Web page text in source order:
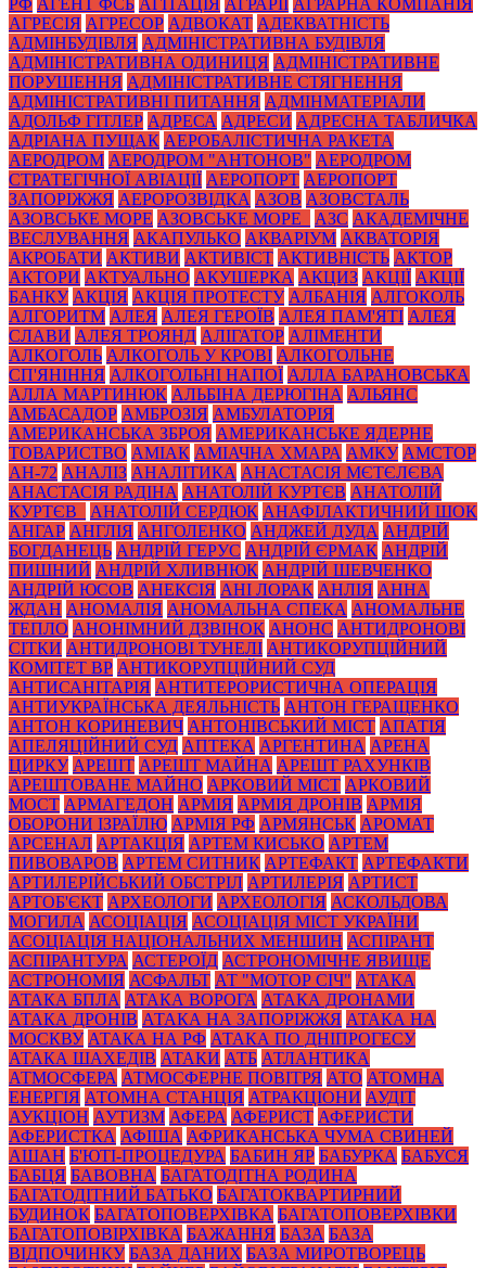
АГРЕСІЯ АГРЕСОР АДВОКАТ АДЕКВАТНІСТЬ
АДМІНБУДІВЛЯ АДМІНІСТРАТИВНА БУДІВЛЯ
АДМІНІСТРАТИВНА ОДИНИЦЯ АДМІНІСТРАТИВНЕ
ПОРУШЕННЯ АДМІНІСТРАТИВНЕ СТЯГНЕННЯ
АДМІНІСТРАТИВНІ ПИТАННЯ АДМІНМАТЕРІАЛИ
АДОЛЬФ ГІТЛЕР АДРЕСА АДРЕСИ АДРЕСНА ТАБЛИЧКА
АДРІАНА ПУЩАК АЕРОБАЛІСТИЧНА РАКЕТА
АЕРОДРОМ АЕРОДРОМ "АНТОНОВ" АЕРОДРОМ
СТРАТЕГІЧНОЇ АВІАЦІЇ АЕРОПОРТ АЕРОПОРТ
ЗАПОРІЖЖЯ АЕРОРОЗВІДКА АЗОВ АЗОВСТАЛЬ
АЗОВСЬКЕ МОРЕ АЗОВСЬКЕ МОРЕ_ АЗС АКАДЕМІЧНЕ
ВЕСЛУВАННЯ АКАПУЛЬКО АКВАРІУМ АКВАТОРІЯ
АКРОБАТИ АКТИВИ АКТИВІСТ АКТИВНІСТЬ АКТОР
АКТОРИ АКТУАЛЬНО АКУШЕРКА АКЦИЗ АКЦІЇ АКЦІЇ
БАНКУ АКЦІЯ АКЦІЯ ПРОТЕСТУ АЛБАНІЯ АЛГОКОЛЬ
АЛГОРИТМ АЛЕЯ АЛЕЯ ГЕРОЇВ АЛЕЯ ПАМ'ЯТІ АЛЕЯ
СЛАВИ АЛЕЯ ТРОЯНД АЛІГАТОР АЛІМЕНТИ
АЛКОГОЛЬ АЛКОГОЛЬ У КРОВІ АЛКОГОЛЬНЕ
СП'ЯНІННЯ АЛКОГОЛЬНІ НАПОЇ АЛЛА БАРАНОВСЬКА
АЛЛА МАРТИНЮК АЛЬБІНА ДЕРЮГІНА АЛЬЯНС
АМБАСАДОР АМБРОЗІЯ АМБУЛАТОРІЯ
АМЕРИКАНСЬКА ЗБРОЯ АМЕРИКАНСЬКЕ ЯДЕРНЕ
ТОВАРИСТВО АМІАК АМІАЧНА ХМАРА АМКУ АМСТОР
АН-72 АНАЛІЗ АНАЛІТИКА АНАСТАСІЯ МЄТЄЛЄВА
АНАСТАСІЯ РАДІНА АНАТОЛІЙ КУРТЄВ АНАТОЛІЙ
КУРТЄВ_
АНАТОЛІЙ СЕРДЮК АНАФІЛАКТИЧНИЙ ШОК
АНГАР АНГЛІЯ АНГОЛЕНКО АНДЖЕЙ ДУДА АНДРІЙ
БОГДАНЕЦЬ АНДРІЙ ГЕРУС АНДРІЙ ЄРМАК АНДРІЙ
ПИШНИЙ АНДРІЙ ХЛИВНЮК АНДРІЙ ШЕВЧЕНКО
АНДРІЙ ЮСОВ АНЕКСІЯ АНІ ЛОРАК АНЛІЯ АННА
ЖДАН АНОМАЛІЯ АНОМАЛЬНА СПЕКА АНОМАЛЬНЕ
ТЕПЛО АНОНІМНИЙ ДЗВІНОК АНОНС АНТИДРОНОВІ
СІТКИ АНТИДРОНОВІ ТУНЕЛІ АНТИКОРУПЦІЙНИЙ
КОМІТЕТ ВР АНТИКОРУПЦІЙНИЙ СУД
АНТИСАНІТАРІЯ АНТИТЕРОРИСТИЧНА ОПЕРАЦІЯ
АНТИУКРАЇНСЬКА ДЕЯЛЬНІСТЬ АНТОН ГЕРАЩЕНКО
АНТОН КОРИНЕВИЧ АНТОНІВСЬКИЙ МІСТ АПАТІЯ
АПЕЛЯЦІЙНИЙ СУД АПТЕКА АРГЕНТИНА АРЕНА
ЦИРКУ АРЕШТ АРЕШТ МАЙНА АРЕШТ РАХУНКІВ
АРЕШТОВАНЕ МАЙНО АРКОВИЙ МІСТ АРКОВИЙ
МОСТ АРМАГЕДОН АРМІЯ АРМІЯ ДРОНІВ АРМІЯ
ОБОРОНИ ІЗРАЇЛЮ АРМІЯ РФ АРМЯНСЬК АРОМАТ
АРСЕНАЛ АРТАКЦІЯ АРТЕМ КИСЬКО АРТЕМ
ПИВОВАРОВ АРТЕМ СИТНИК АРТЕФАКТ АРТЕФАКТИ
АРТИЛЕРІЙСЬКИЙ ОБСТРІЛ АРТИЛЕРІЯ АРТИСТ
АРТОБ'ЄКТ АРХЕОЛОГИ АРХЕОЛОГІЯ АСКОЛЬДОВА
МОГИЛА АСОЦІАЦІЯ АСОЦІАЦІЯ МІСТ УКРАЇНИ
АСОЦІАЦІЯ НАЦІОНАЛЬНИХ МЕНШИН АСПІРАНТ
АСПІРАНТУРА АСТЕРОЇД АСТРОНОМІЧНЕ ЯВИЩЕ
АСТРОНОМІЯ АСФАЛЬТ АТ "МОТОР СІЧ" АТАКА
АТАКА БПЛА АТАКА ВОРОГА АТАКА ДРОНАМИ
АТАКА ДРОНІВ АТАКА НА ЗАПОРІЖЖЯ АТАКА НА
МОСКВУ АТАКА НА РФ АТАКА ПО ДНІПРОГЕСУ
АТАКА ШАХЕДІВ АТАКИ АТБ АТЛАНТИКА
АТМОСФЕРА АТМОСФЕРНЕ ПОВІТРЯ АТО АТОМНА
ЕНЕРГІЯ АТОМНА СТАНЦІЯ АТРАКЦІОНИ АУДІТ
АУКЦІОН АУТИЗМ АФЕРА АФЕРИСТ АФЕРИСТИ
АФЕРИСТКА АФІША АФРИКАНСЬКА ЧУМА СВИНЕЙ
АШАН Б'ЮТІ-ПРОЦЕДУРА БАБИН ЯР БАБУРКА БАБУСЯ
БАБЦЯ БАВОВНА БАГАТОДІТНА РОДИНА
БАГАТОДІТНИЙ БАТЬКО БАГАТОКВАРТИРНИЙ
БУДИНОК БАГАТОПОВЕРХІВКА БАГАТОПОВЕРХІВКИ
БАГАТОПОВІРХІВКА БАЖАННЯ БАЗА БАЗА
ВІДПОЧИНКУ БАЗА ДАНИХ БАЗА МИРОТВОРЕЦЬ